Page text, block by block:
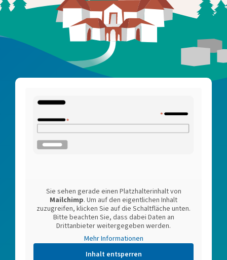
Sie sehen gerade einen Platzhalterinhalt von
Mailchimp. Um auf den eigentlichen Inhalt
zuzugreifen, klicken Sie auf die Schaltfläche unten.
Bitte beachten Sie, dass dabei Daten an
Drittanbieter weitergegeben werden.
Mehr Informationen
Inhalt entsperren